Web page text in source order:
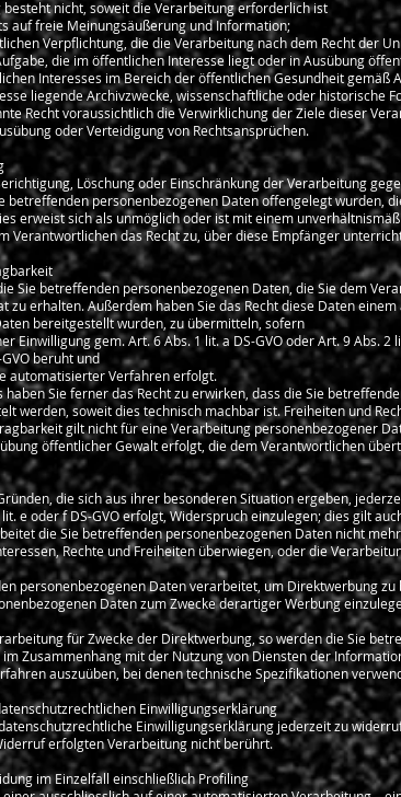
besteht nicht, soweit die Verarbeitung erforderlich ist
auf freie Meinungsäußerung und Information;
Verpflichtung, die die Verarbeitung nach dem Recht der
die im öffentlichen Interesse liegt oder in Ausübung
Interesses im Bereich der öffentlichen Gesundheit gemäß
liegende Archivzwecke, wissenschaftliche oder historische
Recht voraussichtlich die Verwirklichung der Ziele dieser
oder Verteidigung von Rechtsansprüchen.
Löschung oder Einschränkung der Verarbeitung
betreffenden personenbezogenen Daten offengelegt wurden,
erweist sich als unmöglich oder ist mit einem
Verantwortlichen das Recht zu, über diese Empfänger
Sie betreffenden personenbezogenen Daten, die Sie dem
zu erhalten. Außerdem haben Sie das Recht diese Daten
bereitgestellt wurden, zu übermitteln, sofern
Einwilligung gem. Art. 6 Abs. 1 lit. a DS-GVO oder Art. 9 Abs. 2
beruht und
automatisierter Verfahren erfolgt.
haben Sie ferner das Recht zu erwirken, dass die Sie
werden, soweit dies technisch machbar ist. Freiheiten und
gilt nicht für eine Verarbeitung personenbezogener
öffentlicher Gewalt erfolgt, die dem Verantwortlichen
die sich aus ihrer besonderen Situation ergeben,
e oder f DS-GVO erfolgt, Widerspruch einzulegen; dies gilt
die Sie betreffenden personenbezogenen Daten nicht
Rechte und Freiheiten überwiegen, oder die
personenbezogenen Daten verarbeitet, um Direktwerbung
Daten zum Zwecke derartiger Werbung
für Zwecke der Direktwerbung, so werden die Sie
Zusammenhang mit der Nutzung von Diensten der
auszuüben, bei denen technische Spezifikationen
Einwilligungserklärung
Einwilligungserklärung jederzeit zu
erfolgten Verarbeitung nicht berührt.
im Einzelfall einschließlich Profiling